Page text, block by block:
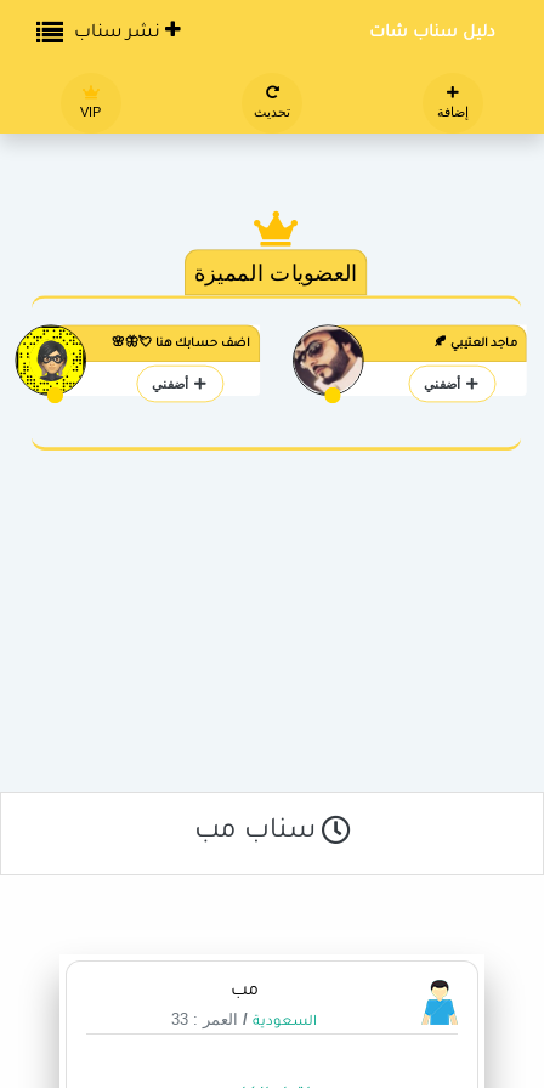
دليل سناب شات نشر سناب
إضافة تحديث VIP
العضويات المميزة
ماجد العتيبي 🍂
أضفني
اضف حسابك هنا 💘🦋🌸
أضفني
سناب مب
مب
السعودية / العمر : 33